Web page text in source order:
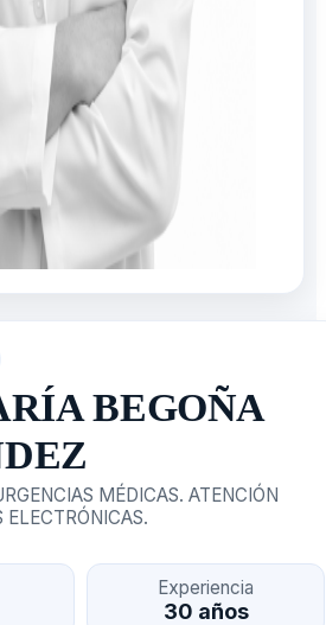
BEGOÑA
MÉDICAS. ATENCIÓN
ELECTRÓNICAS.
Experiencia
30 años